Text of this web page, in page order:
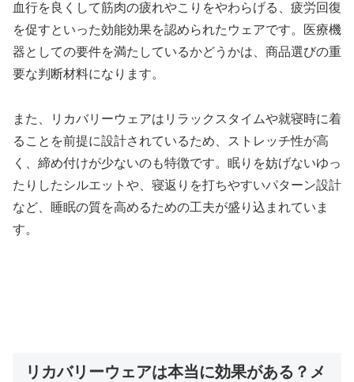
血行を良くして筋肉の疲れやこりをやわらげる、疲労回復
を促すといった効能効果を認められたウェアです。医療機
器としての要件を満たしているかどうかは、商品選びの重
要な判断材料になります。
また、リカバリーウェアはリラックスタイムや就寝時に着
ることを前提に設計されているため、ストレッチ性が高
く、締め付けが少ないのも特徴です。眠りを妨げないゆっ
たりしたシルエットや、寝返りを打ちやすいパターン設計
など、睡眠の質を高めるための工夫が盛り込まれていま
す。
リカバリーウェアは本当に効果がある？メ